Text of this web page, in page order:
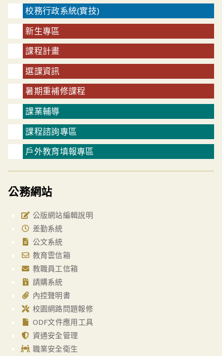
校務行政系統(實技)
新生專區
課程計畫
選課資訊
暑期重補修課程
課業輔導
課程諮詢專區
戶外教育填報專區
公務網站
公版網站編輯說明
差勤系統
公文系統
教育雲信箱
教職員工信箱
請購系統
內控聲明書
校園網路問題報修
ODF文件應用工具
資通安全管理
職業安全衛生